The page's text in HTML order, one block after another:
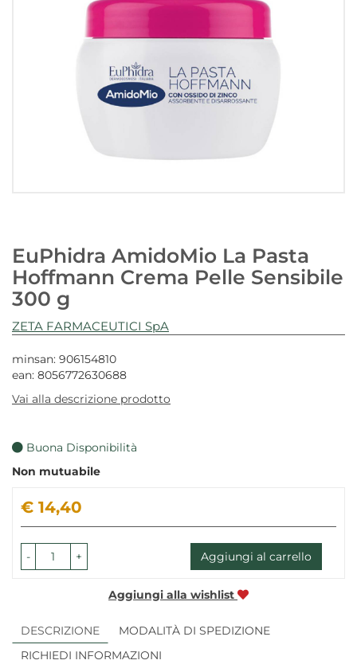
EuPhidra AmidoMio La Pasta
Hoffmann Crema Pelle Sensibile
300 g
ZETA FARMACEUTICI SpA
minsan: 906154810
ean: 8056772630688
Vai alla descrizione prodotto
Buona Disponibilità
Non mutuabile
Prezzo
€ 14,40
- + Aggiungi al carrello
Aggiungi alla wishlist
DESCRIZIONE
MODALITÀ DI SPEDIZIONE
RICHIEDI INFORMAZIONI